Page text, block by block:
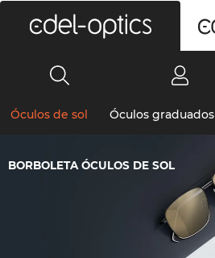
Óculos de sol Óculos graduados
BORBOLETA ÓCULOS DE SOL